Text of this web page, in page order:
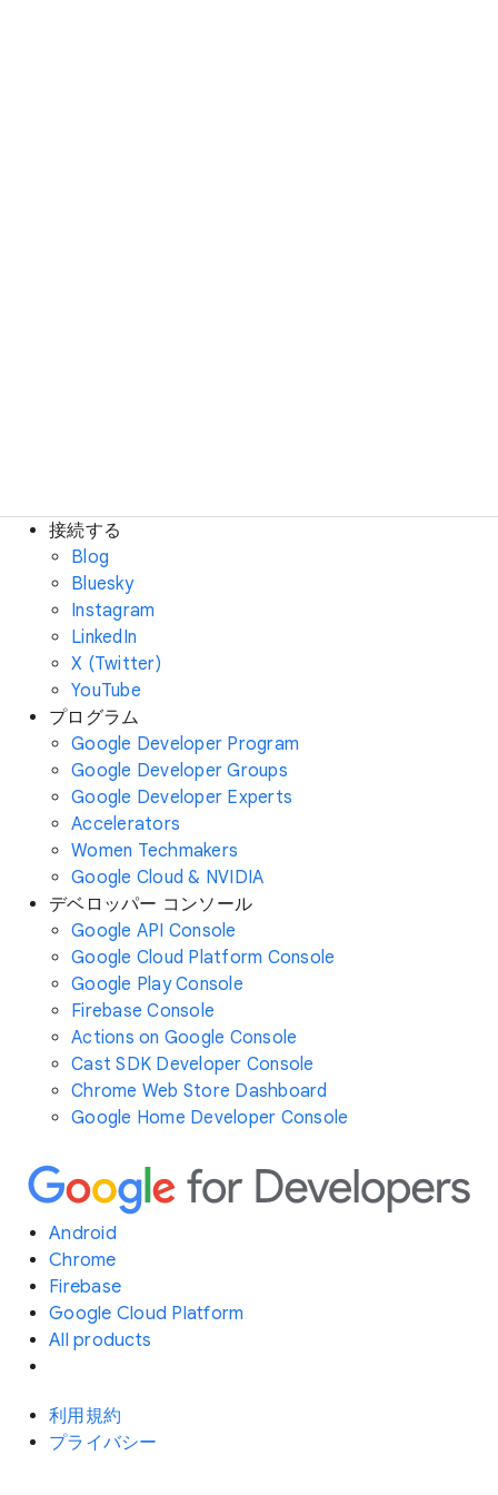
接続する
Blog
Bluesky
Instagram
LinkedIn
X (Twitter)
YouTube
プログラム
Google Developer Program
Google Developer Groups
Google Developer Experts
Accelerators
Women Techmakers
Google Cloud & NVIDIA
デベロッパー コンソール
Google API Console
Google Cloud Platform Console
Google Play Console
Firebase Console
Actions on Google Console
Cast SDK Developer Console
Chrome Web Store Dashboard
Google Home Developer Console
Android
Chrome
Firebase
Google Cloud Platform
All products
利用規約
プライバシー